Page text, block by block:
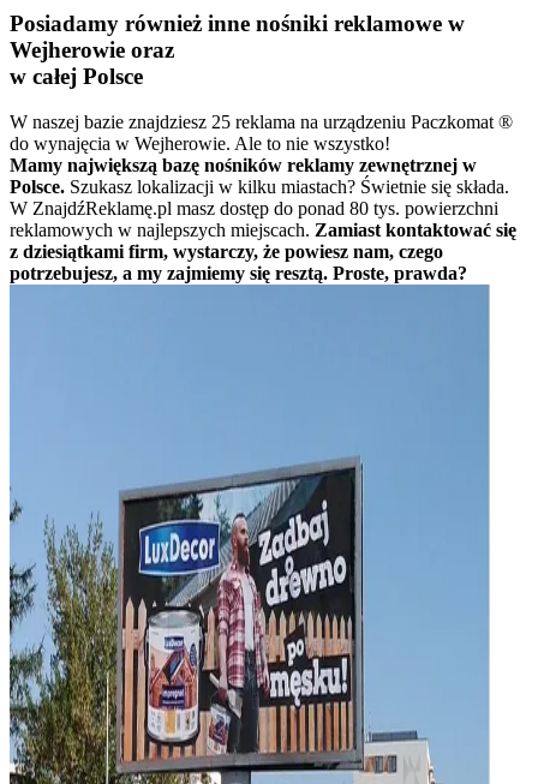
Posiadamy również inne nośniki reklamowe w
Wejherowie oraz
w całej Polsce
W naszej bazie znajdziesz 25 reklama na urządzeniu Paczkomat ®
do wynajęcia w Wejherowie. Ale to nie wszystko!
Mamy największą bazę nośników reklamy zewnętrznej w
Polsce. Szukasz lokalizacji w kilku miastach? Świetnie się składa.
W ZnajdźReklamę.pl masz dostęp do ponad 80 tys. powierzchni
reklamowych w najlepszych miejscach. Zamiast kontaktować się
z dziesiątkami firm, wystarczy, że powiesz nam, czego
potrzebujesz, a my zajmiemy się resztą. Proste, prawda?